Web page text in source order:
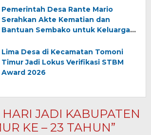
Pemerintah Desa Rante Mario
Serahkan Akte Kematian dan
Bantuan Sembako untuk Keluarga
Lima Desa di Kecamatan Tomoni
Timur Jadi Lokus Verifikasi STBM
Award 2026
HARI JADI KABUPATEN
KE – 23 TAHUN”